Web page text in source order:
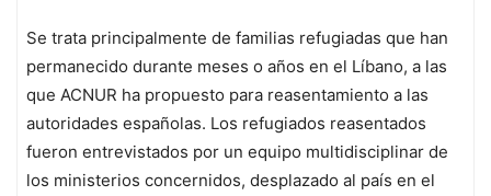
Se trata principalmente de familias refugiadas que han
permanecido durante meses o años en el Líbano, a las
que ACNUR ha propuesto para reasentamiento a las
autoridades españolas. Los refugiados reasentados
fueron entrevistados por un equipo multidisciplinar de
los ministerios concernidos, desplazado al país en el